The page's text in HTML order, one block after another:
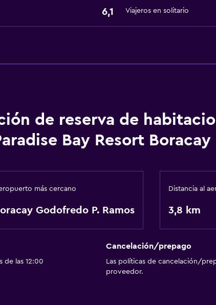
Internet
Traslado aeropuerto
Accesibilidad y adecuación
Áreas designadas para
Playa privada
6,1 Viajeros en solitario
de reserva de
Bay Resort Boracay
más cercano
Godofredo P. Ramos
Distancia al
3,8 km
de las 12:00
Cancelación/prepago
Las políticas de cancelación/
proveedor.